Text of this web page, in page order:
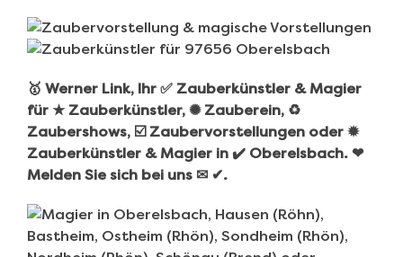
🥇 Werner Link, Ihr ✅ Zauberkünstler & Magier
für ★ Zauberkünstler, ✺ Zauberein, ♻
Zaubershows, ☑️ Zaubervorstellungen oder ✹
Zauberkünstler & Magier in ✔️ Oberelsbach. ❤
Melden Sie sich bei uns ✉ ✔.